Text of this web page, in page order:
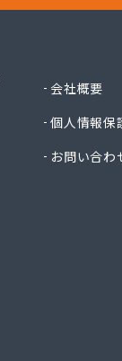
一之
岡谷
貝印
株式
会社概要
個人情報保
お問い合わ